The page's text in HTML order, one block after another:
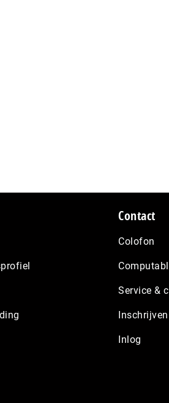
Contact
Colofon
Service &
Inlog